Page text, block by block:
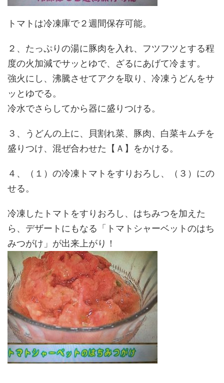
トマトは冷凍庫で２週間保存可能。
２、たっぷりの湯に豚肉を入れ、フツフツとする程
度の火加減でサッとゆで、ざるにあげて冷ます。
強火にし、沸騰させてアクを取り、冷凍うどんをサ
ッとゆでる。
冷水でさらしてから器に盛りつける。
３、うどんの上に、貝割れ菜、豚肉、白菜キムチを
盛りつけ、混ぜ合わせた【Ａ】をかける。
４、（１）の冷凍トマトをすりおろし、（３）にの
せる。
冷凍したトマトをすりおろし、はちみつを加えた
ら、デザートにもなる「トマトシャーベットのはち
みつがけ」が出来上がり！